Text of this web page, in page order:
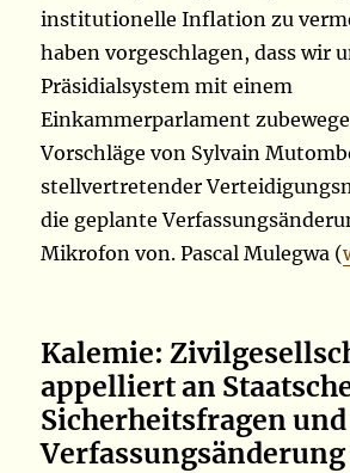
institutionelle Inflation zu
haben vorgeschlagen, dass wir
Präsidialsystem mit einem
Einkammerparlament
Vorschläge von Sylvain
stellvertretender
die geplante
Mikrofon von. Pascal Mulegwa (
Kalemie:
appelliert an
Sicherheitsfragen und
Verfassungsänderung